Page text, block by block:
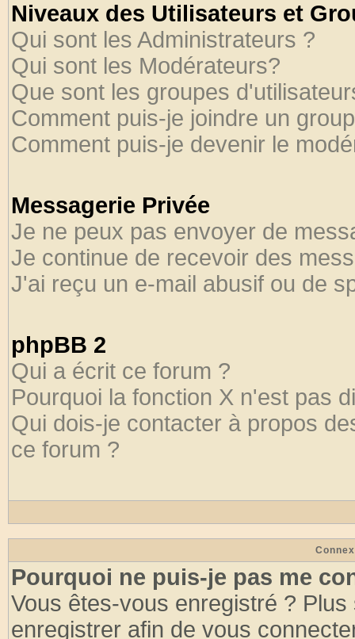
Niveaux des Utilisateurs et
Qui sont les Administrateurs ?
Qui sont les Modérateurs?
Que sont les groupes
Comment puis-je joindre un
Comment puis-je devenir le
Messagerie Privée
Je ne peux pas envoyer de
Je continue de recevoir des
J'ai reçu un e-mail abusif ou de
phpBB 2
Qui a écrit ce forum ?
Pourquoi la fonction X n'est pas
Qui dois-je contacter à propos
ce forum ?
Pourquoi ne puis-je pas me
Vous êtes-vous enregistré ?
enregistrer afin de vous